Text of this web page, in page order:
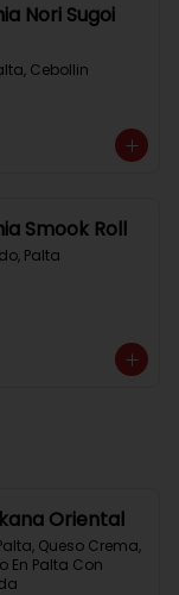
Nori Sugoi
Cebollin
Smook Roll
Palta
Oriental
Queso Crema,
En Palta Con